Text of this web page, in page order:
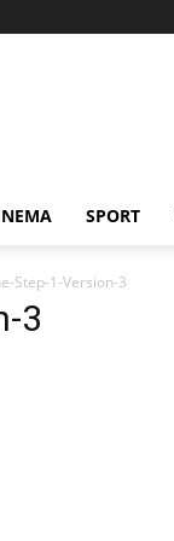
SPORT
Step-1-Version-3
3